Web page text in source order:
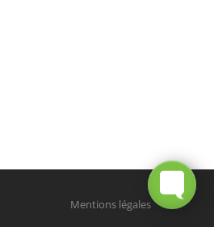
Mentions légales